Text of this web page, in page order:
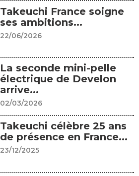
Takeuchi France soigne
ses ambitions...
22/06/2026
La seconde mini-pelle
électrique de Develon
arrive...
02/03/2026
Takeuchi célèbre 25 ans
de présence en France...
23/12/2025